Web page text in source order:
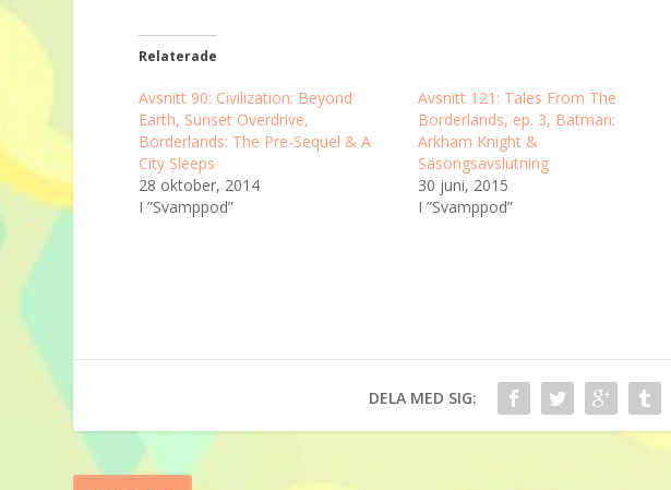
Relaterade
Avsnitt 90: Civilization: Beyond
Earth, Sunset Overdrive,
Borderlands: The Pre-Sequel & A
City Sleeps
28 oktober, 2014
I ”Svamppod”
Avsnitt 121: Tales From The
Borderlands, ep. 3, Batman:
Arkham Knight &
Säsongsavslutning
30 juni, 2015
I ”Svamppod”
DELA MED SIG: